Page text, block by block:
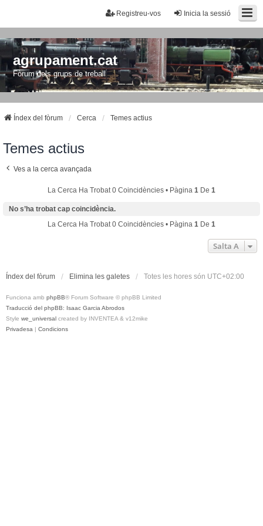
Inicia la sessió
Registreu-vos
agrupament.cat
Fòrum dels grups de treball
Índex del fòrum Cerca Temes actius
Temes actius
Ves a la cerca avançada
La Cerca Ha Trobat 0 Coincidències • Pàgina 1 De 1
No s’ha trobat cap coincidència.
La Cerca Ha Trobat 0 Coincidències • Pàgina 1 De 1
Salta A
Índex del fòrum Elimina les galetes Totes les hores són UTC+02:00
Funciona amb phpBB® Forum Software © phpBB Limited
Traducció del phpBB: Isaac Garcia Abrodos
Style we_universal created by INVENTEA & v12mike
Privadesa | Condicions